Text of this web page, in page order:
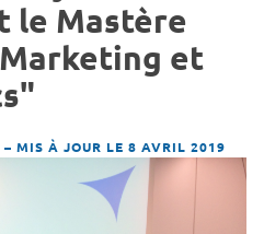
le Mastère
et
– MIS À JOUR LE 8 AVRIL 2019